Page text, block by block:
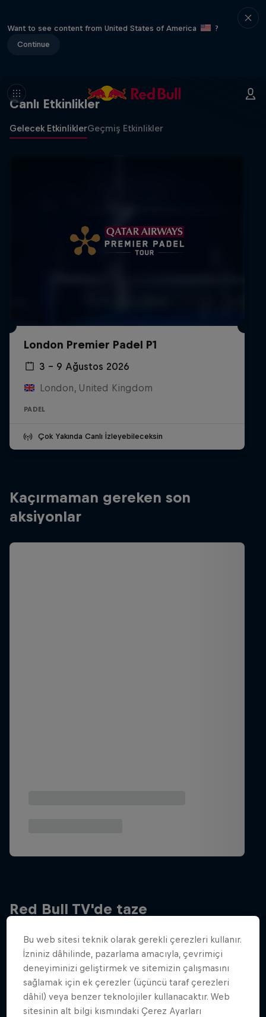
Want to see content from United States of America
?
Continue
Canlı Etkinlikler
Gelecek EtkinliklerGeçmiş Etkinlikler
London Premier Padel P1
3 – 9 Ağustos 2026
London, United Kingdom
PADEL
Çok Yakında Canlı İzleyebileceksin
Kaçırmaman gereken son
aksiyonlar
Red Bull TV'de taze
Bu web sitesi teknik olarak gerekli çerezleri kullanır.
İzniniz dâhilinde, pazarlama amacıyla, çevrimiçi
deneyiminizi geliştirmek ve sitemizin çalışmasını
sağlamak için ek çerezler (üçüncü taraf çerezleri
dâhil) veya benzer teknolojiler kullanacaktır. Web
sitesinin alt bilgi kısmındaki Çerez Ayarları